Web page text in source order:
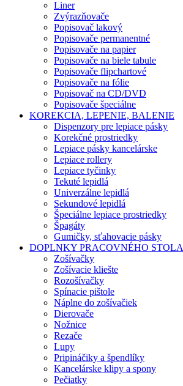
Liner
Zvýrazňovače
Popisovač lakový
Popisovače permanentné
Popisovače na papier
Popisovače na biele tabule
Popisovače flipchartové
Popisovače na fólie
Popisovač na CD/DVD
Popisovače špeciálne
KOREKCIA, LEPENIE, BALENIE
Dispenzory pre lepiace pásky
Korekčné prostriedky
Lepiace pásky kancelárske
Lepiace rollery
Lepiace tyčinky
Tekuté lepidlá
Univerzálne lepidlá
Sekundové lepidlá
Špeciálne lepiace prostriedky
Špagáty
Gumičky, sťahovacie pásky
DOPLNKY PRACOVNÉHO STOLA
Zošívačky
Zošívacie kliešte
Rozošívačky
Spínacie pištole
Náplne do zošívačiek
Dierovače
Nožnice
Rezače
Lupy
Pripináčiky a špendlíky
Kancelárske klipy a spony
Pečiatky